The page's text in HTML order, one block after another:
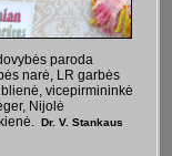
paroda
narė, LR garbės
vicepirmininkė
Nijolė
Dr. V. Stankaus